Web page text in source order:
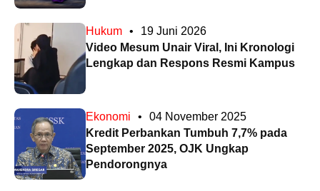
Hukum •
19 Juni 2026
Video Mesum Unair Viral, Ini Kronologi
Lengkap dan Respons Resmi Kampus
Ekonomi •
04 November 2025
Kredit Perbankan Tumbuh 7,7% pada
September 2025, OJK Ungkap
Pendorongnya